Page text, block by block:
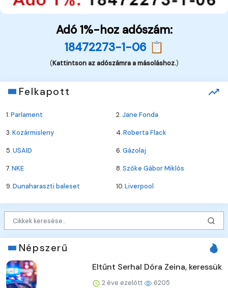
Adó 1%-hoz adószám:
18472273-1-06 📋
(Kattintson az adószámra a másoláshoz.)
Felkapott
1.Parlament 2.Jane Fonda
3.Kozármisleny 4.Roberta Flack
5.USAID 6.Gázolaj
7.NKE 8.Szőke Gábor Miklós
9.Dunaharaszti baleset 10.Liverpool
Népszerű
Eltűnt Serhal Dóra Zeina, keressük
2 éve ezelőtt 6205